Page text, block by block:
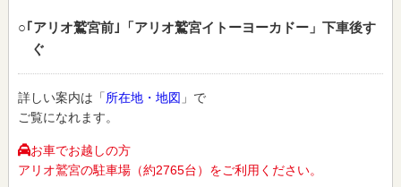
○｢アリオ鷲宮前｣「アリオ鷲宮イトーヨーカドー」下車後す
ぐ
詳しい案内は「所在地・地図 」で
ご覧になれます。
お車でお越しの方
アリオ鷲宮の駐車場（約2765台）をご利用ください。